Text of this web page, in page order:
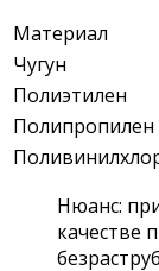
Материал
Чугун
Полиэтилен
Полипропилен
Нюанс:
качестве